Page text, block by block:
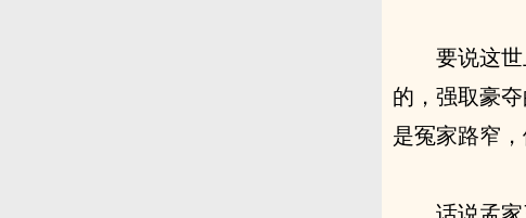
要说这
的，强取豪
是冤家路窄，